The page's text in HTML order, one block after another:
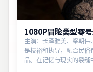
1080P冒险类型零
主演：长泽雅美、梁朝
是枝裕和执导，融合民
品。在记忆与现实的裂